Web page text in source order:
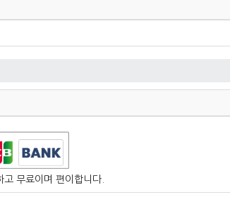
무료이며 편이합니다.